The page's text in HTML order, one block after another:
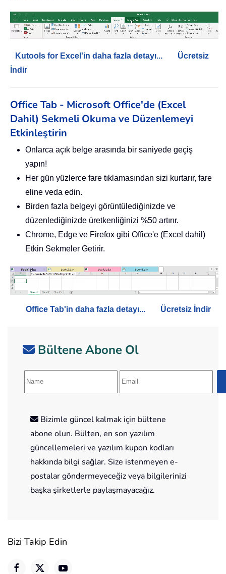
Kutools for Excel'in daha fazla detayı...
Ücretsiz
İndir
Office Tab - Microsoft Office'de (Excel
Dahil) Sekmeli Okuma ve Düzenlemeyi
Etkinleştirin
Onlarca açık belge arasında bir saniyede geçiş
yapın!
Her gün yüzlerce fare tıklamasından sizi kurtarır, fare
eline veda edin.
Birden fazla belgeyi görüntülediğinizde ve
düzenlediğinizde üretkenliğinizi %50 artırır.
Chrome, Edge ve Firefox gibi Office'e (Excel dahil)
Etkin Sekmeler Getirir.
Office Tab'in daha fazla detayı... Ücretsiz İndir
Bültene Abone Ol
Bizimle güncel kalmak için bültene
abone olun. Bülten, en son yazılım
güncellemeleri ve yazılım kupon kodları
hakkında bilgi sağlar. Size istenmeyen e-
postalar göndermeyeceğiz veya bilgilerinizi
başka şirketlerle paylaşmayacağız.
Bizi Takip Edin